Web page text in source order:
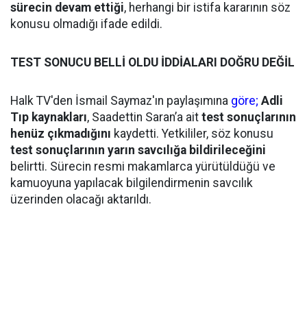
sürecin devam ettiği, herhangi bir istifa kararının söz
konusu olmadığı ifade edildi.
TEST SONUCU BELLİ OLDU İDDİALARI DOĞRU DEĞİL
Halk TV'den İsmail Saymaz'ın paylaşımına göre; Adli
Tıp kaynakları, Saadettin Saran’a ait test sonuçlarının
henüz çıkmadığını kaydetti. Yetkililer, söz konusu
test sonuçlarının yarın savcılığa bildirileceğini
belirtti. Sürecin resmi makamlarca yürütüldüğü ve
kamuoyuna yapılacak bilgilendirmenin savcılık
üzerinden olacağı aktarıldı.